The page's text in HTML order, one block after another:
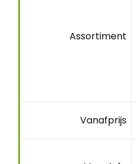
Assortiment
Vanafprijs